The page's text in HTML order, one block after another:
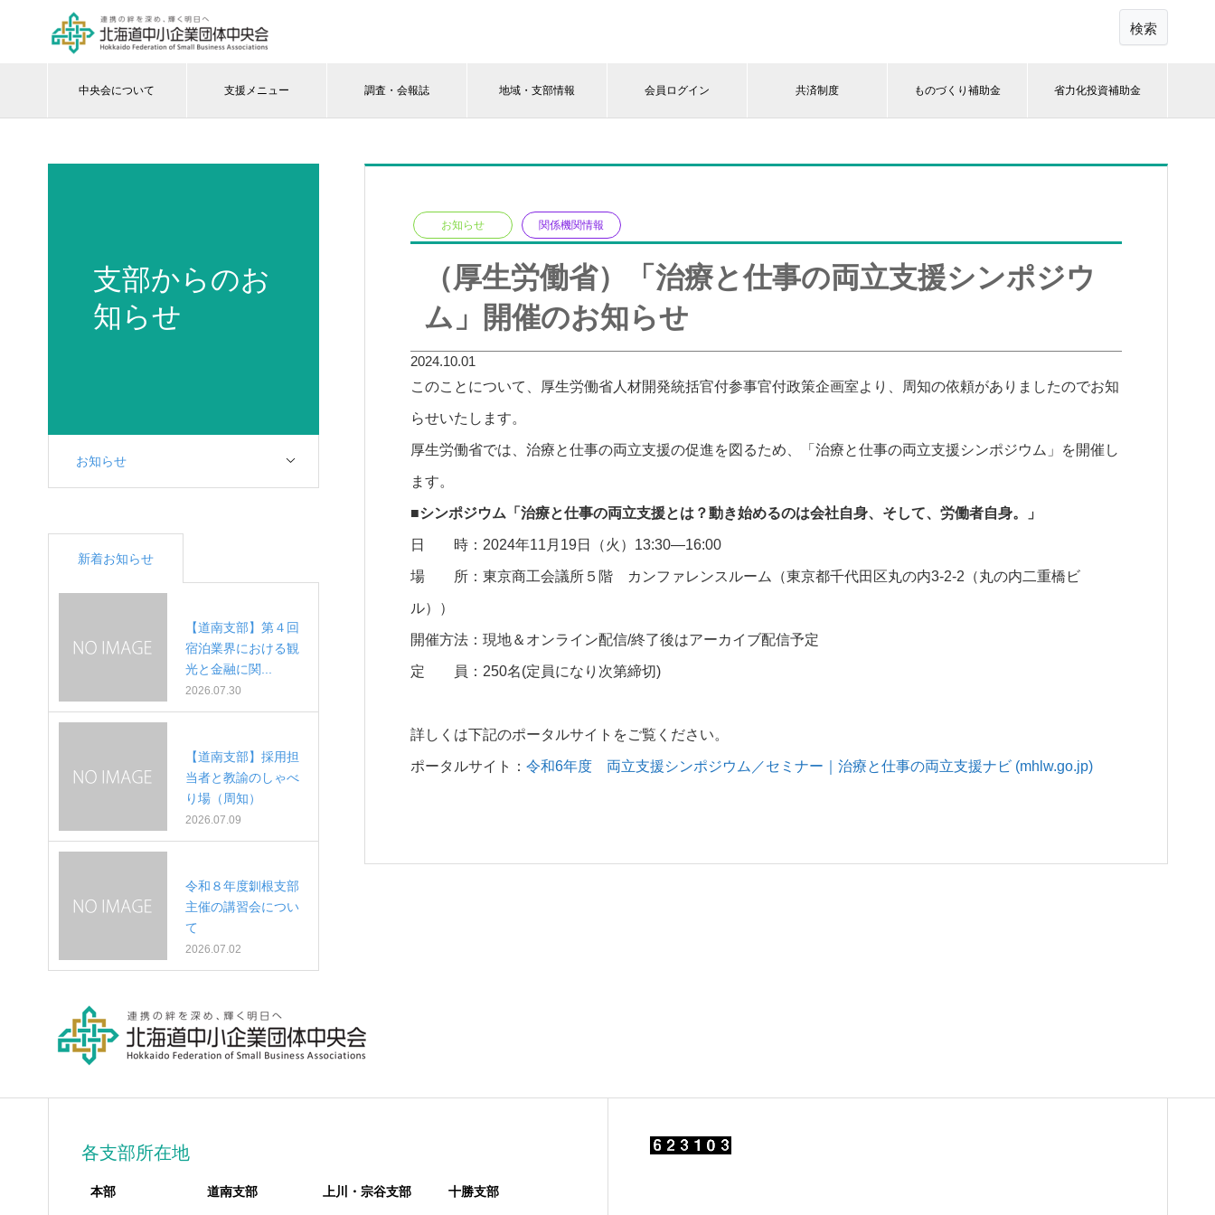
検索
中央会について 支援メニュー 調査・会報誌 地域・支部情報 会員ログイン 共済制度 ものづくり補助金 省力化投資補助金
支部からのお
知らせ
お知らせ
お知らせ 関係機関情報
（厚生労働省）「治療と仕事の両立支援シンポジウ
ム」開催のお知らせ
2024.10.01
このことについて、厚生労働省人材開発統括官付参事官付政策企画室より、周知の依頼がありましたのでお知
らせいたします。
厚生労働省では、治療と仕事の両立支援の促進を図るため、「治療と仕事の両立支援シンポジウム」を開催し
ます。
■シンポジウム「治療と仕事の両立支援とは？動き始めるのは会社自身、そして、労働者自身。」
日 時： 2024年11 月 19日（火） 13:30―16:00
場 所：東京商工会議所５階 カンファレンスルーム（東京都千代田区丸の内3-2-2 （丸の内二重橋ビ
ル））
開催方法：現地＆オンライン配信/終了後はアーカイブ配信予定
定 員： 250名(定員になり次第締切)
詳しくは下記のポータルサイトをご覧ください。
ポータルサイト： 令和6年度 両立支援シンポジウム／セミナー｜治療と仕事の両立支援ナビ (mhlw.go.jp)
新着お知らせ
【道南支部】第４回
宿泊業界における観
光と金融に関...
2026.07.30
【道南支部】採用担
当者と教諭のしゃべ
り場（周知）
2026.07.09
令和８年度釧根支部
主催の講習会につい
て
2026.07.02
各支部所在地
本部 道南支部 上川・宗谷支部 十勝支部